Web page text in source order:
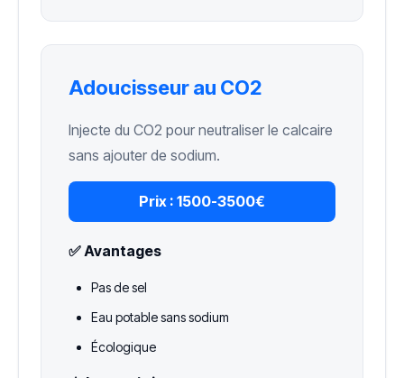
Adoucisseur au CO2
Injecte du CO2 pour neutraliser le calcaire
sans ajouter de sodium.
Prix : 1500-3500€
✅ Avantages
Pas de sel
Eau potable sans sodium
Écologique